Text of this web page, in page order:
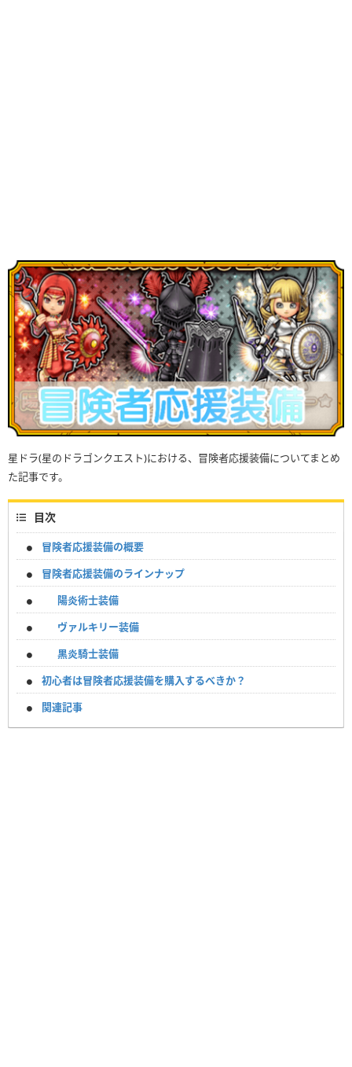
星ドラ(星のドラゴンクエスト)における、冒険者応援装備についてまとめ
た記事です。
目次
冒険者応援装備の概要
冒険者応援装備のラインナップ
陽炎術士装備
ヴァルキリー装備
黒炎騎士装備
初心者は冒険者応援装備を購入するべきか？
関連記事